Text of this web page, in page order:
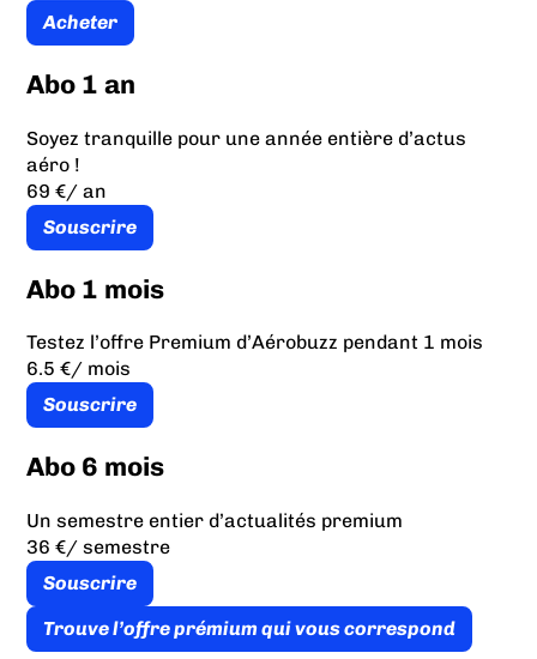
Acheter
Abo 1 an
Soyez tranquille pour une année entière d’actus
aéro !
69 €/ an
Souscrire
Abo 1 mois
Testez l’offre Premium d’Aérobuzz pendant 1 mois
6.5 €/ mois
Souscrire
Abo 6 mois
Un semestre entier d’actualités premium
36 €/ semestre
Souscrire
Trouve l’offre prémium qui vous correspond